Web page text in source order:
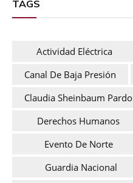
TAGS
Actividad Eléctrica
Canal De Baja Presión
Claudia Sheinbaum Pardo
Derechos Humanos
Evento De Norte
Guardia Nacional